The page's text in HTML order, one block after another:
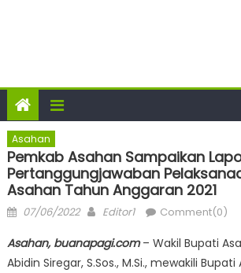
Asahan
Pemkab Asahan Sampaikan
Pertanggungjawaban
Asahan Tahun Anggaran 2021
Posted
07/06/2022 Author
Editor1 Comment(0)
Asahan, buanapagi.com– Wakil Bupati
Abidin Siregar, S.Sos., M.Si., mewakili Bupati